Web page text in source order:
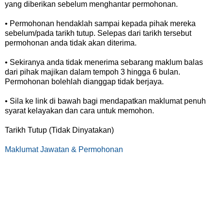
yang diberikan sebelum menghantar permohonan.
• Permohonan hendaklah sampai kepada pihak mereka
sebelum/pada tarikh tutup. Selepas dari tarikh tersebut
permohonan anda tidak akan diterima.
• Sekiranya anda tidak menerima sebarang maklum balas
dari pihak majikan dalam tempoh 3 hingga 6 bulan.
Permohonan bolehlah dianggap tidak berjaya.
• Sila ke link di bawah bagi mendapatkan maklumat penuh
syarat kelayakan dan cara untuk memohon.
Tarikh Tutup (Tidak Dinyatakan)
Maklumat Jawatan & Permohonan